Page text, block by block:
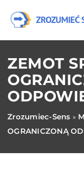
ZEMOT
Zrozumiec-Sens »
OGRANICZONĄ